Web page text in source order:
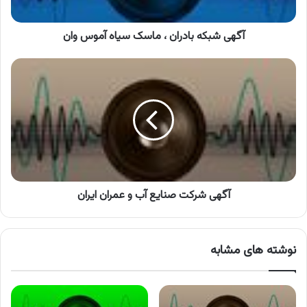
آگهی شبکه بادران ، ماسک سیاه آموس وان
آگهی
و
عمران
ایران
آگهی شرکت صنایع آب و عمران ایران
نوشته های مشابه